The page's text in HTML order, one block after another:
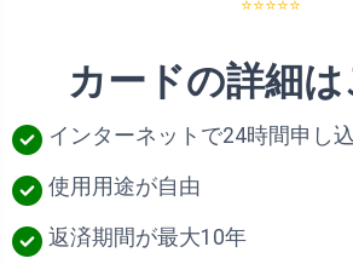
⭐⭐⭐⭐⭐
カードの詳細
インターネットで24時間申し
使用用途が自由
返済期間が最大10年